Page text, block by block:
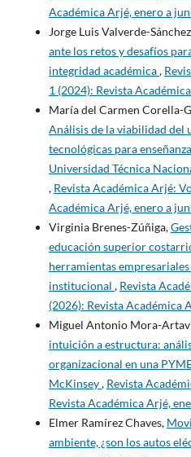
Académica Arjé, enero a
Jorge Luis Valverde-
ante los retos y desafíos
integridad académica,
1 (2024): Revista
María del Carmen Corella-
Análisis de la viabilidad del
tecnológicas para
Universidad Técnica
, Revista Académica Arjé:
Académica Arjé, enero a
Virginia Brenes-Zúñiga,
educación superior
herramientas
institucional , Revista
(2026): Revista Académica
Miguel Antonio Mora-
intuición a estructura:
organizacional en una
McKinsey, Revista
Revista Académica Arjé,
Elmer Ramírez Chaves,
ambiente, ¿son los autos